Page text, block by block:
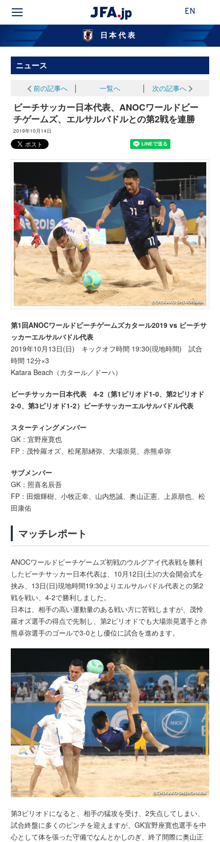
EN
日本代表
ニュース
前の記事へ 一覧へ 次の記事へ
ビーチサッカー日本代表、ANOCワールドビー
チゲームズ、エルサルバドルとの第2戦を連勝
2019年10月14日
第1回ANOCワールドビーチゲームズカタール2019 vs ビーチサ
ッカーエルサルバドル代表
2019年10月13日(日) キックオフ時間 19:30(現地時間) 試合
時間 12分×3
Katara Beach（カタール／ドーハ）
ビーチサッカー日本代表 4-2（第1ピリオド1-0、第2ピリオド
2-0、第3ピリオド1-2）ビーチサッカーエルサルバドル代表
スターティングメンバー
GK：宜野座寛也
FP：茂怜羅オズ、松尾那緖弥、大場崇晃、赤熊卓弥
サブメンバー
GK：照喜名辰吾
FP：田畑輝樹、小牧正幸、山内悠誠、奥山正憲、上原朋也、松
田康佑
マッチレポート
ANOCワールドビーチゲームズ初戦のウルグアイ代表戦を勝利
したビーチサッカー日本代表は、10月12日(土)の大会開会式を
挟み、13日(日)現地時間19:30よりエルサルバドル代表との第2
戦を戦い、4-2で勝利しました。
日本は、相手の高い運動量のある戦い方に苦戦しますが、茂怜
羅オズ選手の得点で先制し、第2ピリオドでも大場崇晃選手と赤
熊卓弥選手のゴールで3-0とし優位に試合を進めます。
第3ピリオドになると、相手の猛攻を受け、2失点してしまい、
試合終盤に多くのピンチを迎えますが、GK宜野座寛也選手を中
心として体を張った守備でなんとかしのぎ、終了間際に奥山正